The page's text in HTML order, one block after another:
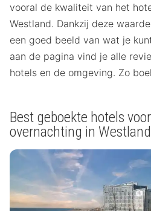
vooral de kwaliteit van het
Westland. Dankzij deze
een goed beeld van wat je
aan de pagina vind je alle
hotels en de omgeving. Zo
Best geboekte hotels
overnachting in Westland